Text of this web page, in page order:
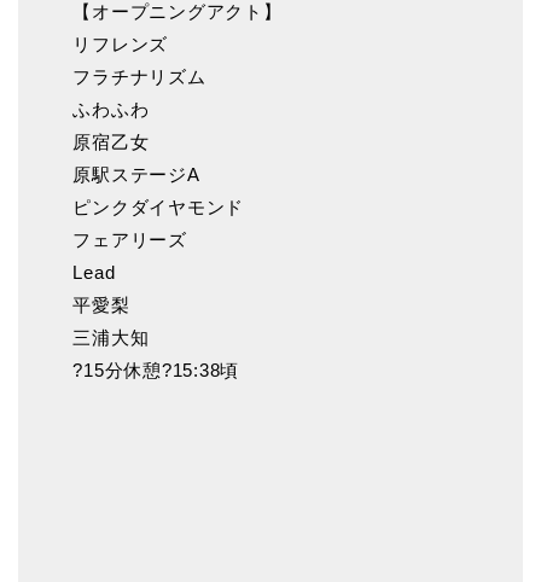
【オープニングアクト】
リフレンズ
フラチナリズム
ふわふわ
原宿乙女
原駅ステージA
ピンクダイヤモンド
フェアリーズ
Lead
平愛梨
三浦大知
?15分休憩?15:38頃